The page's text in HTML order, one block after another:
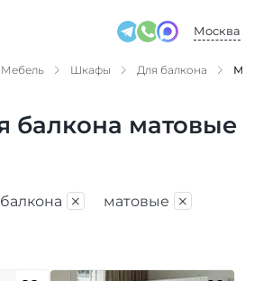
Москва
Мебель Шкафы Для балкона
матовые
× матовые ×